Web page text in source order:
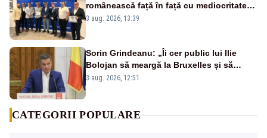
românească față în față cu mediocritatea
statului român”
3 aug. 2026, 13:39
Sorin Grindeanu: „Îi cer public lui Ilie
Bolojan să meargă la Bruxelles și să
amâne închiderea termocentralelor” –
3 aug. 2026, 12:51
CATEGORII POPULARE